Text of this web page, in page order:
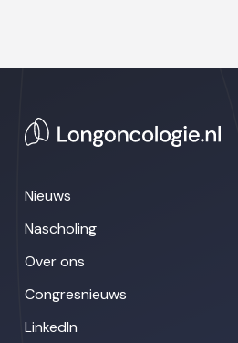
Nieuws
Nascholing
Over ons
Congresnieuws
LinkedIn